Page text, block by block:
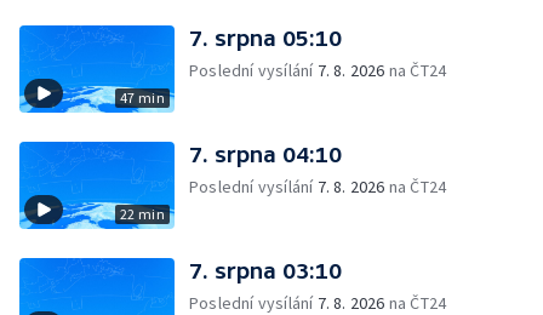
47 min
7. srpna 05:10
Poslední vysílání 7. 8. 2026 na ČT24
22 min
7. srpna 04:10
Poslední vysílání 7. 8. 2026 na ČT24
7. srpna 03:10
Poslední vysílání 7. 8. 2026 na ČT24